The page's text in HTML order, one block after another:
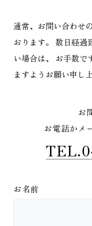
通常、お問い合わせ
おります。 数日経過
い場合は、
お手数で
ますようお願い申し
お
お電話かメ
お名前